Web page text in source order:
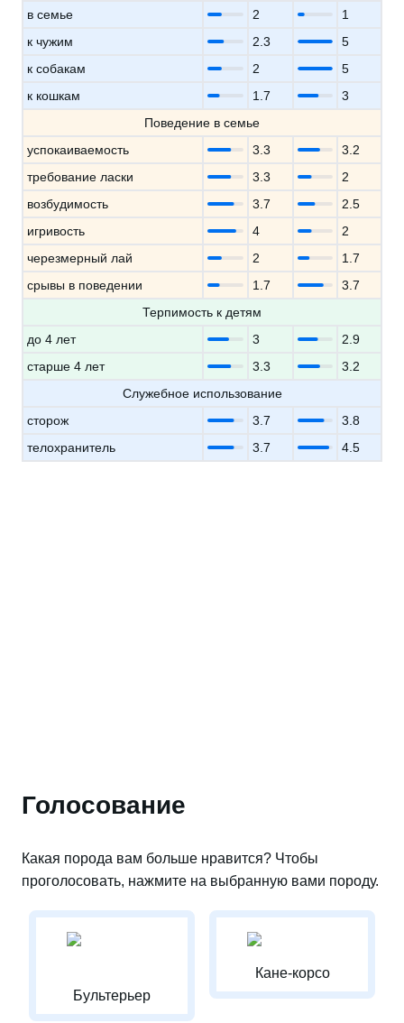
в семье
2
1
к чужим
2.3
5
к собакам
2
5
к кошкам
1.7
3
Поведение в семье
успокаиваемость
3.3
3.2
требование ласки
3.3
2
возбудимость
3.7
2.5
игривость
4
2
черезмерный лай
2
1.7
срывы в поведении
1.7
3.7
Терпимость к детям
до 4 лет
3
2.9
старше 4 лет
3.3
3.2
Служебное использование
сторож
3.7
3.8
телохранитель
3.7 4.5
Голосование
Какая порода вам больше нравится? Чтобы
проголосовать, нажмите на выбранную вами породу.
Бультерьер
Кане-корсо